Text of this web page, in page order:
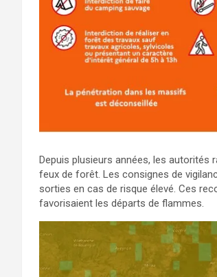
Depuis plusieurs années, les autorités
feux de forêt. Les consignes de
sorties en cas de risque élevé. Ces
favorisaient les départs de flammes.